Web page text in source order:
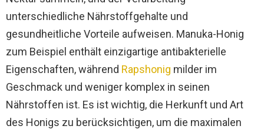
unterschiedliche Nährstoffgehalte und
gesundheitliche Vorteile aufweisen. Manuka-Honig
zum Beispiel enthält einzigartige antibakterielle
Eigenschaften, während Rapshonig milder im
Geschmack und weniger komplex in seinen
Nährstoffen ist. Es ist wichtig, die Herkunft und Art
des Honigs zu berücksichtigen, um die maximalen